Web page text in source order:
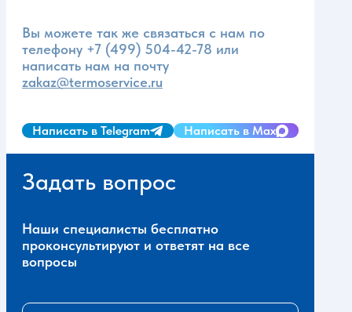
Вы можете так же связаться с нам по
телефону +7 (499) 504-42-78 или
написать нам на почту
zakaz@termoservice.ru
Написать в Telegram Написать в Max
Задать вопрос
Наши специалисты бесплатно
проконсультируют и ответят на все
вопросы